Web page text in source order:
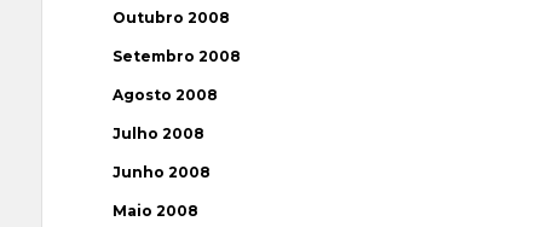
Outubro 2008
Setembro 2008
Agosto 2008
Julho 2008
Junho 2008
Maio 2008